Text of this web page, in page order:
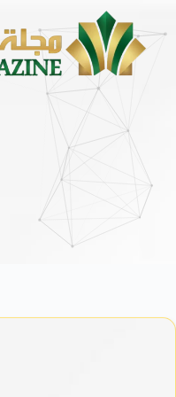
الشؤون